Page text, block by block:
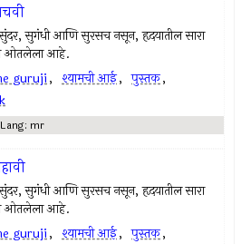
सुगंधी आणि सुरसच नसून, हृदयातील सारा
ओतलेला आहे.
guruji, श्यामची आई, पुस्तक,
Lang: mr
सुगंधी आणि सुरसच नसून, हृदयातील सारा
ओतलेला आहे.
guruji, श्यामची आई, पुस्तक,